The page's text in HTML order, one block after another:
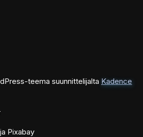
teema suunnittelijalta Kadence
Pixabay